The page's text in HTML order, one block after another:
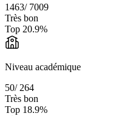
1463/ 7009
Très bon
Top 20.9%
Niveau académique
50/264
Très bon
Top 18.9%